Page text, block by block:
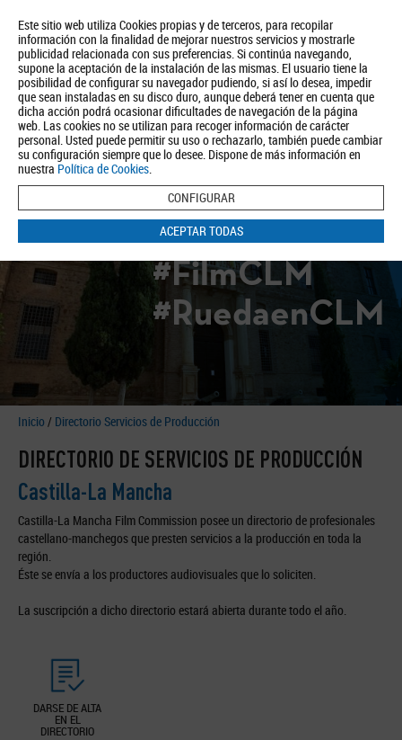
Este sitio web utiliza Cookies propias y de terceros, para recopilar
información con la finalidad de mejorar nuestros servicios y mostrarle
publicidad relacionada con sus preferencias. Si continúa navegando,
supone la aceptación de la instalación de las mismas. El usuario tiene la
posibilidad de configurar su navegador pudiendo, si así lo desea, impedir
que sean instaladas en su disco duro, aunque deberá tener en cuenta que
dicha acción podrá ocasionar dificultades de navegación de la página
web. Las cookies no se utilizan para recoger información de carácter
personal. Usted puede permitir su uso o rechazarlo, también puede cambiar
su configuración siempre que lo desee. Dispone de más información en
nuestra Política de Cookies.
CONFIGURAR
ACEPTAR TODAS
Quiénes somos Turismo Política de Privacidad Aviso Legal
Política de Cookies
BUSCAR
#FilmCLM
#RuedaenCLM
Inicio / Directorio Servicios de Producción
DIRECTORIO DE SERVICIOS DE PRODUCCIÓN
Castilla-La Mancha
Castilla-La Mancha Film Commission posee un directorio de profesionales
castellano-manchegos que presten servicios a la producción en toda la
región.
Éste se envía a los productores audiovisuales que lo soliciten.
La suscripción a dicho directorio estará abierta durante todo el año.
DARSE DE ALTA
EN EL
DIRECTORIO